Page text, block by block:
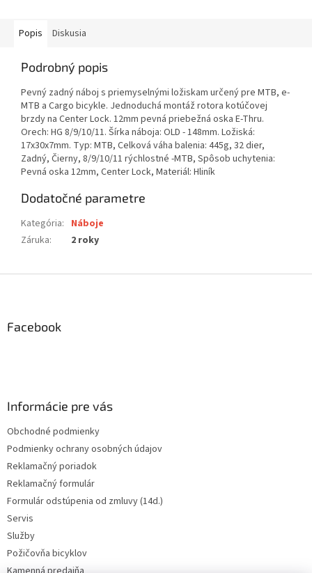
Popis Diskusia
Podrobný popis
Pevný zadný náboj s priemyselnými ložiskam určený pre MTB, e-
MTB a Cargo bicykle. Jednoduchá montáž rotora kotúčovej
brzdy na Center Lock. 12mm pevná priebežná oska E-Thru.
Orech: HG 8/9/10/11. Šírka náboja: OLD - 148mm. Ložiská:
17x30x7mm. Typ: MTB, Celková váha balenia: 445g, 32 dier,
Zadný, Čierny, 8/9/10/11 rýchlostné -MTB, Spôsob uchytenia:
Pevná oska 12mm, Center Lock, Materiál: Hliník
Dodatočné parametre
Kategória: Náboje
Záruka: 2 roky
Facebook
Informácie pre vás
Obchodné podmienky
Podmienky ochrany osobných údajov
Reklamačný poriadok
Reklamačný formulár
Formulár odstúpenia od zmluvy (14d.)
Servis
Služby
Požičovňa bicyklov